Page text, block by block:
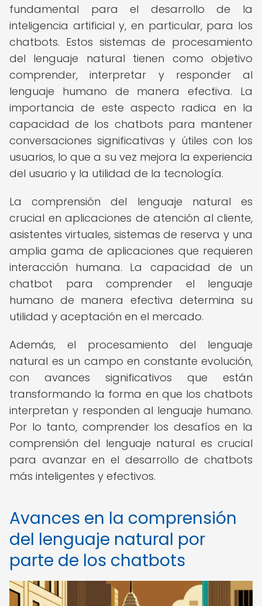
fundamental para el desarrollo de la
inteligencia artificial y, en particular, para los
chatbots. Estos sistemas de procesamiento
del lenguaje natural tienen como objetivo
comprender, interpretar y responder al
lenguaje humano de manera efectiva. La
importancia de este aspecto radica en la
capacidad de los chatbots para mantener
conversaciones significativas y útiles con los
usuarios, lo que a su vez mejora la experiencia
del usuario y la utilidad de la tecnología.
La comprensión del lenguaje natural es
crucial en aplicaciones de atención al cliente,
asistentes virtuales, sistemas de reserva y una
amplia gama de aplicaciones que requieren
interacción humana. La capacidad de un
chatbot para comprender el lenguaje
humano de manera efectiva determina su
utilidad y aceptación en el mercado.
Además, el procesamiento del lenguaje
natural es un campo en constante evolución,
con avances significativos que están
transformando la forma en que los chatbots
interpretan y responden al lenguaje humano.
Por lo tanto, comprender los desafíos en la
comprensión del lenguaje natural es crucial
para avanzar en el desarrollo de chatbots
más inteligentes y efectivos.
Avances en la comprensión
del lenguaje natural por
parte de los chatbots